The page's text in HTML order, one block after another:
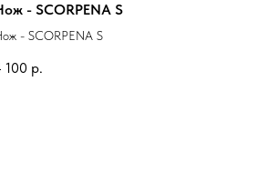
- SCORPENA S
- SCORPENA S
100 р.